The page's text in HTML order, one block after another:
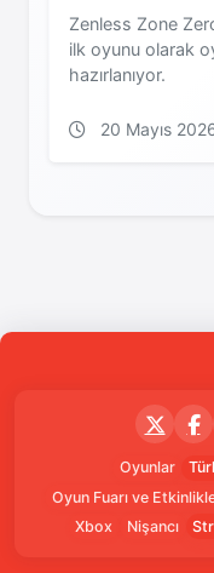
Zenless Zone
ilk oyunu olarak
hazırlanıyor.
20 Mayıs
Oyunlar
Oyun Fuarı ve
Xbox
Nişancı